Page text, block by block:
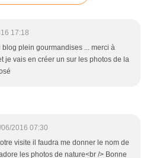
17:18
plein gourmandises ... merci à
je vais en créer un sur les photos de la
06/2016 07:30
visite il faudra me donner le nom de
les photos de nature<br /> Bonne